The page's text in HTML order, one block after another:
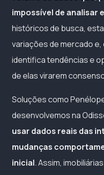
impossível de analisar
históricos de busca,
variações de mercado
identifica tendências e
de elas virarem
Soluções como
desenvolvemos na
usar dados reais das
mudanças
inicial. Assim,